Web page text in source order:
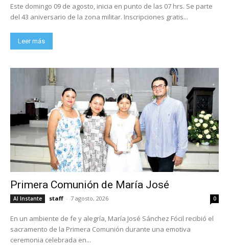
Este domingo 09 de agosto, inicia en punto de las 07 hrs. Se parte
del 43 aniversario de la zona militar. Inscripciones gratis...
Leer más
Primera Comunión de María José
Al Instante staff - 7 agosto, 2026 0
En un ambiente de fe y alegría, María José Sánchez Fócil recibió el
sacramento de la Primera Comunión durante una emotiva
ceremonia celebrada en...